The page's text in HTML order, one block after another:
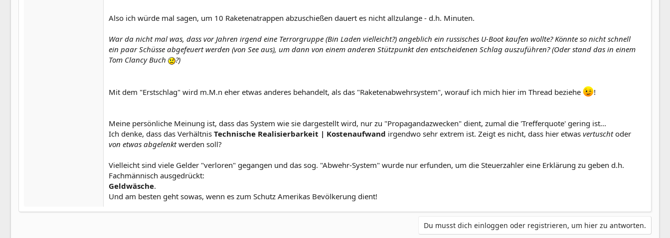
Also ich würde mal sagen, um 10 Raketenatrappen abzuschießen dauert es nicht allzulange - d.h. Minuten.
War da nicht mal was, dass vor Jahren irgend eine Terrorgruppe (Bin Laden vielleicht?) angeblich ein russisches U-Boot kaufen wollte? Könnte so nicht schnell
ein paar Schüsse abgefeuert werden (von See aus), um dann von einem anderen Stützpunkt den entscheidenen Schlag auszuführen? (Oder stand das in einem
Tom Clancy Buch
?)
Mit dem "Erstschlag" wird m.M.n eher etwas anderes behandelt, als das "Raketenabwehrsystem", worauf ich mich hier im Thread beziehe !
Meine persönliche Meinung ist, dass das System wie sie dargestellt wird, nur zu "Propagandazwecken" dient, zumal die 'Trefferquote' gering ist...
Ich denke, dass das Verhältnis Technische Realisierbarkeit | Kostenaufwand irgendwo sehr extrem ist. Zeigt es nicht, dass hier etwas vertuschtoder
von etwas abgelenktwerden soll?
Vielleicht sind viele Gelder "verloren" gegangen und das sog. "Abwehr-System" wurde nur erfunden, um die Steuerzahler eine Erklärung zu geben d.h.
Fachmännisch ausgedrückt:
Geldwäsche.
Und am besten geht sowas, wenn es zum Schutz Amerikas Bevölkerung dient!
Du musst dich einloggen oder registrieren, um hier zu antworten.